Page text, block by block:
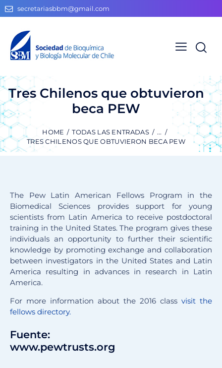
secretariasbbm@gmail.com
Tres Chilenos que obtuvieron
beca PEW
HOME TODAS LAS ENTRADAS
...
TRES CHILENOS QUE OBTUVIERON BECA PEW
The Pew Latin American Fellows Program in the
Biomedical Sciences provides support for young
scientists from Latin America to receive postdoctoral
training in the United States. The program gives these
individuals an opportunity to further their scientific
knowledge by promoting exchange and collaboration
between investigators in the United States and Latin
America resulting in advances in research in Latin
America.
For more information about the 2016 class visit the
fellows directory.
Fuente:
www.pewtrusts.org